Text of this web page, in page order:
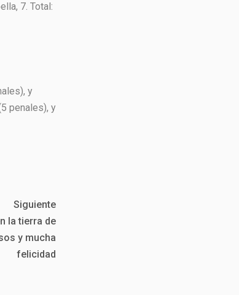
7. Total:
y
penales), y
Siguiente
la tierra de
y mucha
felicidad